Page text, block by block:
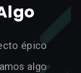
épico
algo